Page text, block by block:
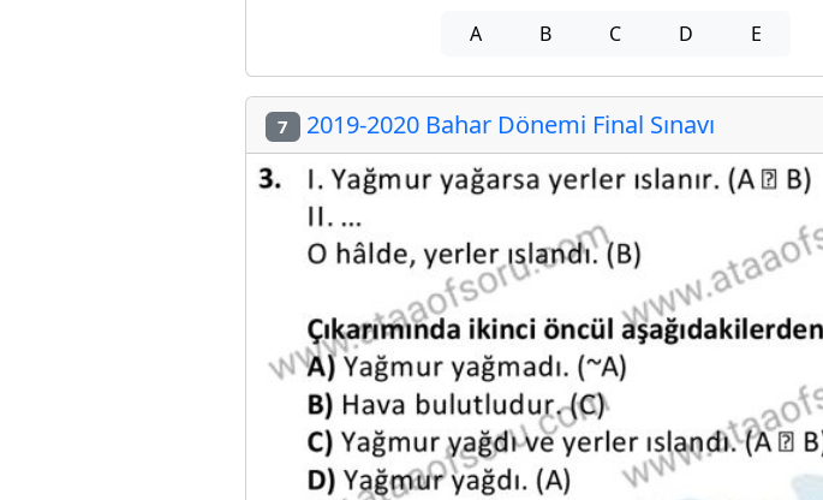
A B C D E
7 2019-2020 Bahar Dönemi Final Sınavı